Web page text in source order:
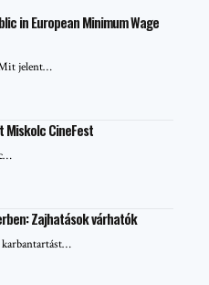
in European Minimum Wage
jelent…
Miskolc CineFest
Zajhatások várhatók
karbantartást…